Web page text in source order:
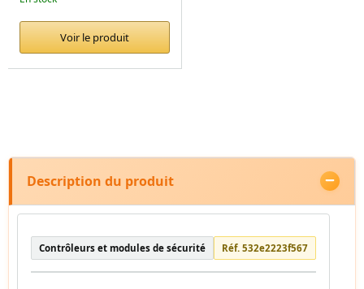
Voir le produit
Description du produit
Contrôleurs et modules de sécurité Réf. 532e2223f567